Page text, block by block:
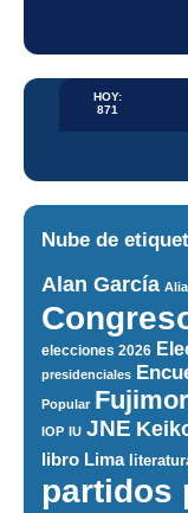
HOY:
871
Nube de
Alan García
elecciones 2026
presidenciales
Popular
IOP IU JNE
libro Lima
partidos